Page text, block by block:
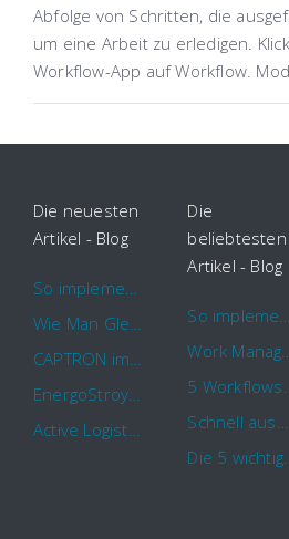
Abfolge von Schritten, die
um eine Arbeit zu erledigen.
Workflow-App auf Workflow.
Die neuesten
Artikel - Blog
So implementieren Sie BPMS erfolgreich in Ihrem Unternehmen
Wie Man Gleichzeitig Mehrere Projekte Leitet – 5 Dinge Die Sie Wissen Sollten
CAPTRON implementiert Comindware für die durchgehende „Order to Assemble“-Prozessautomatisierung
EnergoStroyHolding wählt Comindware für die Optimierung seiner Finanz- und Vertriebsabläufe
Active Logistics steigert die Effizienz seiner Geschäftsprozesse mit Comindware
Die
beliebtesten
Artikel - Blog
So implementieren Sie BPMS erfolgreich in Ihrem Unternehmen
Work Management
5 Workflows für
Schnell auszufüllende Vorlage für Urlaubsanträge und Krankmeldungen
Die 5 wichtigsten